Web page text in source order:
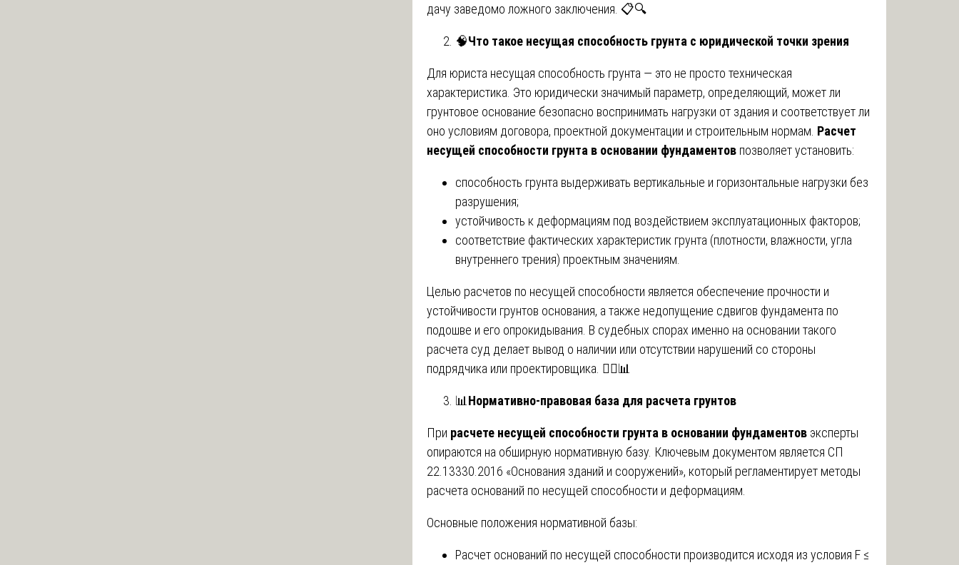
дачу заведомо ложного заключения. 📋🔍
🧠Что такое несущая способность грунта с юридической точки зрения
Для юриста несущая способность грунта — это не просто техническая
характеристика. Это юридически значимый параметр, определяющий, может ли
грунтовое основание безопасно воспринимать нагрузки от здания и соответствует ли
оно условиям договора, проектной документации и строительным нормам. Расчет
несущей способности грунта в основании фундаментов позволяет установить:
способность грунта выдерживать вертикальные и горизонтальные нагрузки без
разрушения;
устойчивость к деформациям под воздействием эксплуатационных факторов;
соответствие фактических характеристик грунта (плотности, влажности, угла
внутреннего трения) проектным значениям.
Целью расчетов по несущей способности является обеспечение прочности и
устойчивости грунтов основания, а также недопущение сдвигов фундамента по
подошве и его опрокидывания. В судебных спорах именно на основании такого
расчета суд делает вывод о наличии или отсутствии нарушений со стороны
подрядчика или проектировщика. 🧑‍⚖️📊
📊 Нормативно-правовая база для расчета грунтов
При расчете несущей способности грунта в основании фундаментов эксперты
опираются на обширную нормативную базу. Ключевым документом является СП
22.13330.2016 «Основания зданий и сооружений», который регламентирует методы
расчета оснований по несущей способности и деформациям.
Основные положения нормативной базы:
Расчет оснований по несущей способности производится исходя из условия F ≤